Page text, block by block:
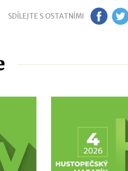
SDÍLEJTE S OSTATNÍMI FB TW